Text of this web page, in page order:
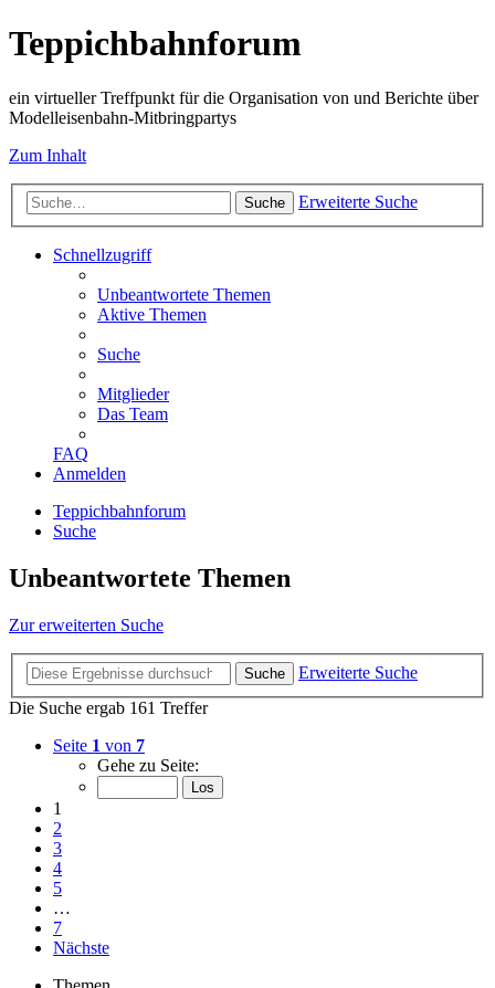
Teppichbahnforum
ein virtueller Treffpunkt für die Organisation von und Berichte über
Modelleisenbahn-Mitbringpartys
Zum Inhalt
Suche Erweiterte Suche
Schnellzugriff
Unbeantwortete Themen
Aktive Themen
Suche
Mitglieder
Das Team
FAQ
Anmelden
Teppichbahnforum
Suche
Unbeantwortete Themen
Zur erweiterten Suche
Suche
Erweiterte Suche
Die Suche ergab 161 Treffer
Seite 1 von 7
Gehe zu Seite:
1
2
3
4
5
…
7
Nächste